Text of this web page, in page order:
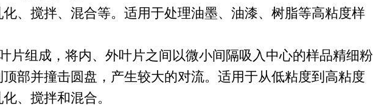
、搅拌、混合等。 适用于处理油墨、油漆、树脂等高粘度样
片组成，将内、外叶片之间以微小间隔吸入中心的样品精细粉
部并撞击圆盘，产生较大的对流。 适用于从低粘度到高粘度
、搅拌和混合。